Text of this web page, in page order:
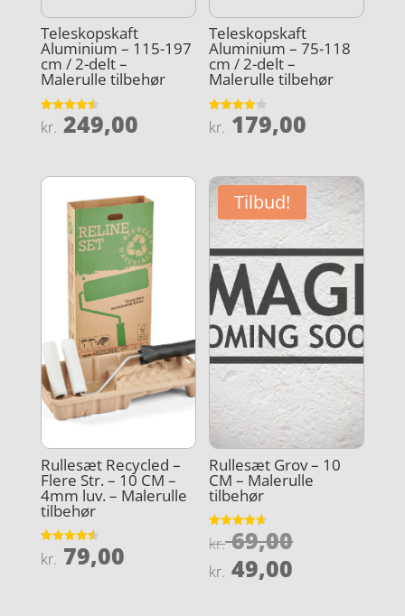
Teleskopskaft
Aluminium – 115-197
cm / 2-delt –
Malerulle tilbehør
Vurderet
4.5
kr. 249,00
Teleskopskaft
Aluminium – 75-118
cm / 2-delt –
Malerulle tilbehør
Vurderet
4.1
kr. 179,00
Rullesæt Recycled –
Flere Str. – 10 CM –
4mm luv. – Malerulle
tilbehør
Vurderet
4.6
kr. 79,00
Tilbud!
Rullesæt Grov – 10
CM – Malerulle
tilbehør
Vurderet
4.6
kr.69,00Den
kr. 49,00